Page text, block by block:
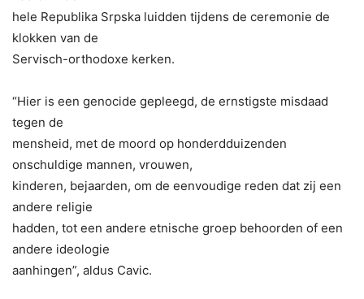
hele Republika Srpska luidden tijdens de ceremonie de
klokken van de
Servisch-orthodoxe kerken.
“Hier is een genocide gepleegd, de ernstigste misdaad
tegen de
mensheid, met de moord op honderdduizenden
onschuldige mannen, vrouwen,
kinderen, bejaarden, om de eenvoudige reden dat zij een
andere religie
hadden, tot een andere etnische groep behoorden of een
andere ideologie
aanhingen”, aldus Cavic.